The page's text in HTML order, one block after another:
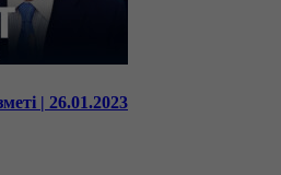
| 26.01.2023